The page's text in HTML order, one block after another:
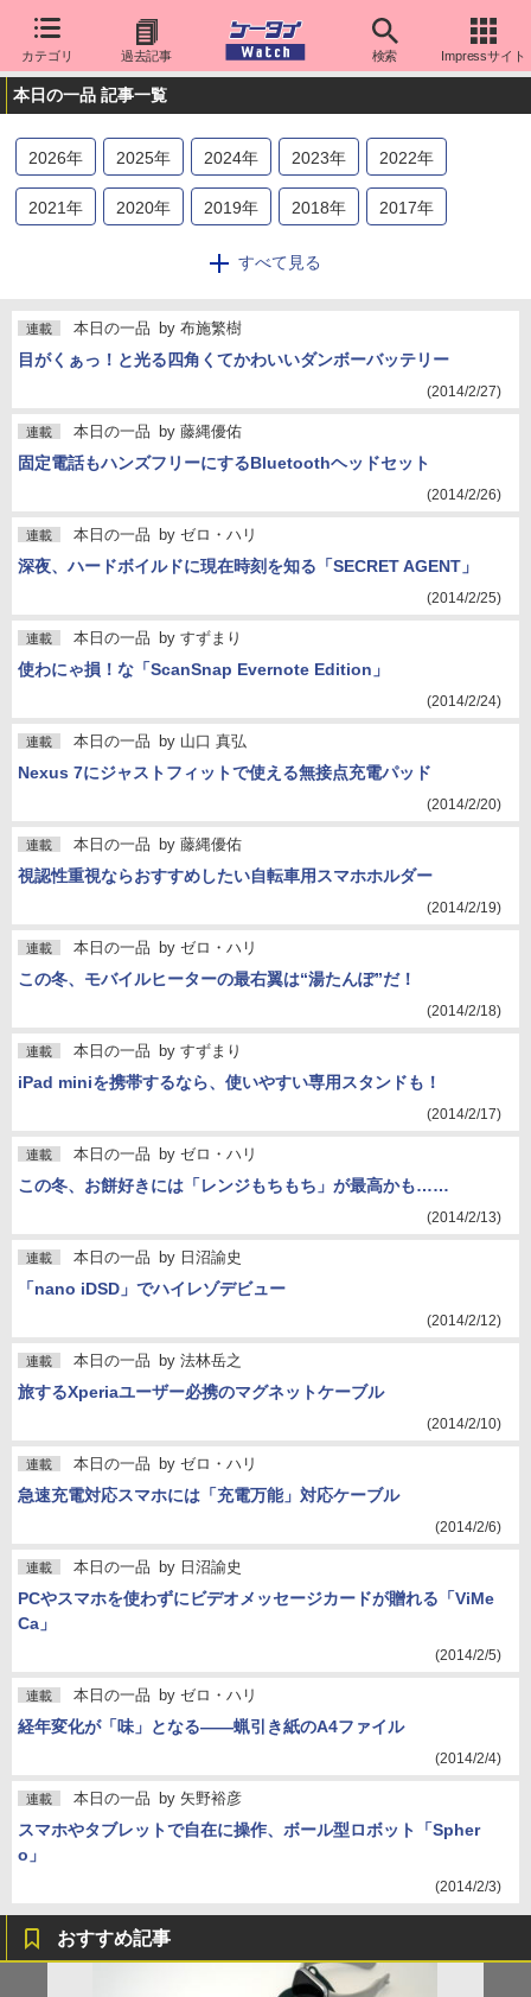
カテゴリ 過去記事 検索 Impressサイト
本日の一品 記事一覧
2026年 2025年 2024年 2023年 2022年
2021年 2020年 2019年 2018年 2017年
2014年 2013
すべて見る
連載 本日の一品 by 布施繁樹
目がくぁっ！と光る四角くてかわいいダンボーバッテリー
(2014/2/27)
連載 本日の一品 by 藤縄優佑
固定電話もハンズフリーにするBluetoothヘッドセット
(2014/2/26)
連載 本日の一品 by ゼロ・ハリ
深夜、ハードボイルドに現在時刻を知る「SECRET AGENT」
(2014/2/25)
連載 本日の一品 by すずまり
使わにゃ損！な「ScanSnap Evernote Edition」
(2014/2/24)
連載 本日の一品 by 山口 真弘
Nexus 7にジャストフィットで使える無接点充電パッド
(2014/2/20)
連載 本日の一品 by 藤縄優佑
視認性重視ならおすすめしたい自転車用スマホホルダー
(2014/2/19)
連載 本日の一品 by ゼロ・ハリ
この冬、モバイルヒーターの最右翼は“湯たんぽ”だ！
(2014/2/18)
連載 本日の一品 by すずまり
iPad miniを携帯するなら、使いやすい専用スタンドも！
(2014/2/17)
連載 本日の一品 by ゼロ・ハリ
この冬、お餅好きには「レンジもちもち」が最高かも……
(2014/2/13)
連載 本日の一品 by 日沼諭史
「nano iDSD」でハイレゾデビュー
(2014/2/12)
連載 本日の一品 by 法林岳之
旅するXperiaユーザー必携のマグネットケーブル
(2014/2/10)
連載 本日の一品 by ゼロ・ハリ
急速充電対応スマホには「充電万能」対応ケーブル
(2014/2/6)
連載 本日の一品 by 日沼諭史
PCやスマホを使わずにビデオメッセージカードが贈れる「ViMe
Ca」
(2014/2/5)
連載 本日の一品 by ゼロ・ハリ
経年変化が「味」となる――蝋引き紙のA4ファイル
(2014/2/4)
連載 本日の一品 by 矢野裕彦
スマホやタブレットで自在に操作、ボール型ロボット「Spher
o」
(2014/2/3)
おすすめ記事